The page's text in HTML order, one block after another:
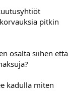
pitkin
osalta siihen että
kadulla miten